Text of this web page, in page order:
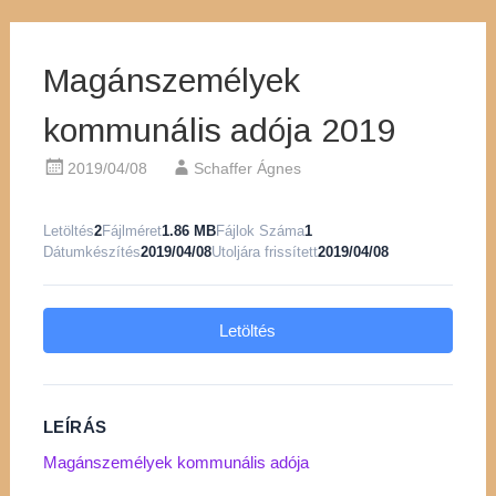
Magánszemélyek
kommunális adója 2019
2019/04/08 Schaffer Ágnes
Letöltés2Fájlméret1.86 MBFájlok Száma1
Dátumkészítés2019/04/08Utoljára frissített2019/04/08
Letöltés
LEÍRÁS
Magánszemélyek kommunális adója